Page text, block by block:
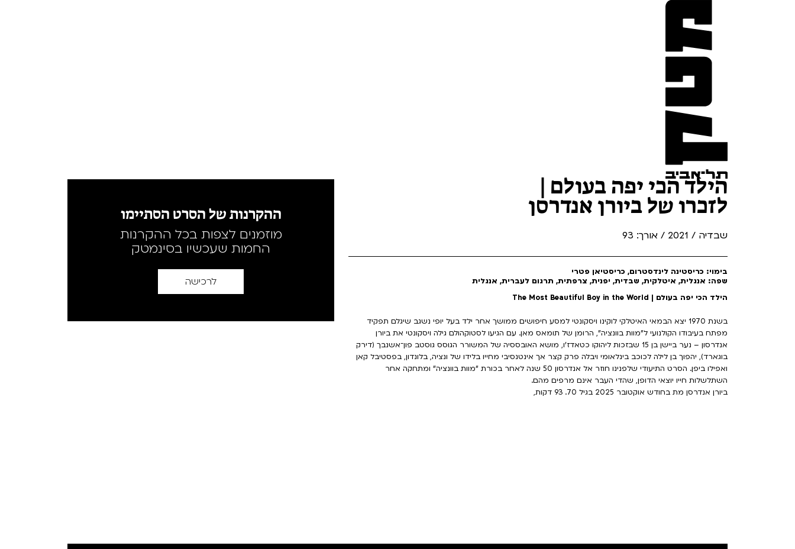
הילד הכי יפה בעולם |
לזכרו של ביורן אנדרסן
שבדיה / 2021 / אורך: 93
בימוי: כריסטינה לינדסטרום, כריסטיאן פטרי
שפה: אנגלית, איטלקית, שבדית, יפנית, צרפתית, תרגום לעברית, אנגלית
הילד הכי יפה בעולם | The Most Beautiful Boy in the World
בשנת 1970 יצא הבמאי האיטלקי לוקינו ויסקונטי למסע חיפושים ממושך אחר ילד בעל יופי נשגב שיגלם תפקיד
מפתח בעיבודו הקולנועי ל"מוות בוונציה", הרומן של תומאס מאן. עם הגיעו לסטוקהולם גילה ויסקונטי את ביורן
אנדרסון – נער ביישן בן 15 שבזכות ליהוקו כטאדז'ו, מושא האובססיה של המשורר הגוסס גוסטב פון־אשנבך (דירק
בוגארד), יהפוך בן לילה לכוכב בינלאומי ויבלה פרק קצר אך אינטנסיבי מחייו בלידו של ונציה, בלונדון, בפסטיבל קאן
ואפילו ביפן. הסרט התיעודי שלפנינו חוזר אל אנדרסון 50 שנה לאחר בכורת "מוות בוונציה" ומתחקה אחר
השתלשלות חייו יוצאי הדופן, שהדי העבר אינם מרפים מהם.
ביורן אנדרסן מת בחודש אוקטובר 2025 בגיל 70. 93 דקות,
ההקרנות של הסרט הסתיימו
מוזמנים לצפות בכל ההקרנות
החמות שעכשיו בסינמטק
לרכישה